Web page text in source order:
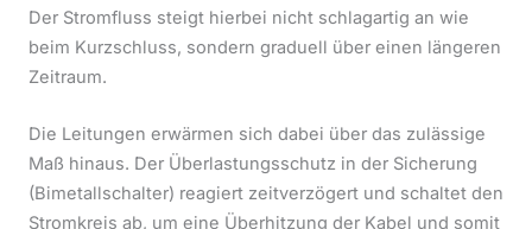
Der Stromfluss steigt hierbei nicht schlagartig an wie
beim Kurzschluss, sondern graduell über einen längeren
Zeitraum.
Die Leitungen erwärmen sich dabei über das zulässige
Maß hinaus. Der Überlastungsschutz in der Sicherung
(Bimetallschalter) reagiert zeitverzögert und schaltet den
Stromkreis ab, um eine Überhitzung der Kabel und somit